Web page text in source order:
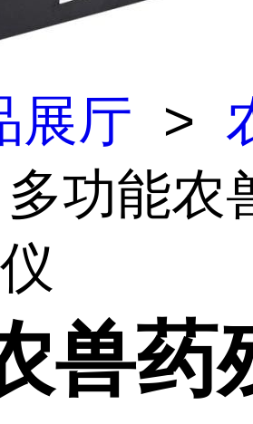
展厅 >
功能农
兽药